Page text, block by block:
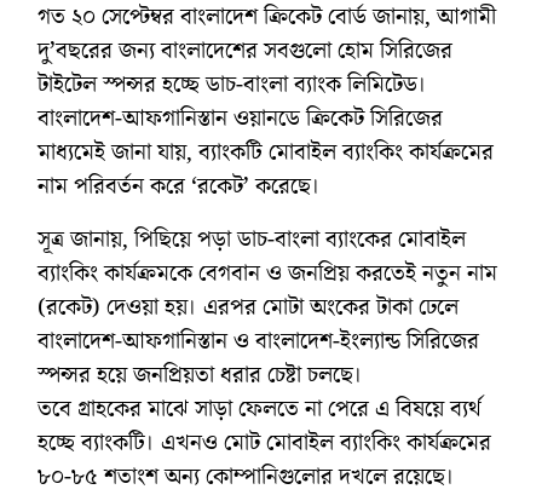
গত ২০ সেপ্টেম্বর বাংলাদেশ ক্রিকেট বোর্ড জানায়, আগামী
দু’বছরের জন্য বাংলাদেশের সবগুলো হোম সিরিজের
টাইটেল স্পন্সর হচ্ছে ডাচ-বাংলা ব্যাংক লিমিটেড।
বাংলাদেশ-আফগানিস্তান ওয়ানডে ক্রিকেট সিরিজের
মাধ্যমেই জানা যায়, ব্যাংকটি মোবাইল ব্যাংকিং কার্যক্রমের
নাম পরিবর্তন করে ‘রকেট’ করেছে।
সূত্র জানায়, পিছিয়ে পড়া ডাচ-বাংলা ব্যাংকের মোবাইল
ব্যাংকিং কার্যক্রমকে বেগবান ও জনপ্রিয় করতেই নতুন নাম
(রকেট) দেওয়া হয়। এরপর মোটা অংকের টাকা ঢেলে
বাংলাদেশ-আফগানিস্তান ও বাংলাদেশ-ইংল্যান্ড সিরিজের
স্পন্সর হয়ে জনপ্রিয়তা ধরার চেষ্টা চলছে।
তবে গ্রাহকের মাঝে সাড়া ফেলতে না পেরে এ বিষয়ে ব্যর্থ
হচ্ছে ব্যাংকটি। এখনও মোট মোবাইল ব্যাংকিং কার্যক্রমের
৮০-৮৫ শতাংশ অন্য কোম্পানিগুলোর দখলে রয়েছে।